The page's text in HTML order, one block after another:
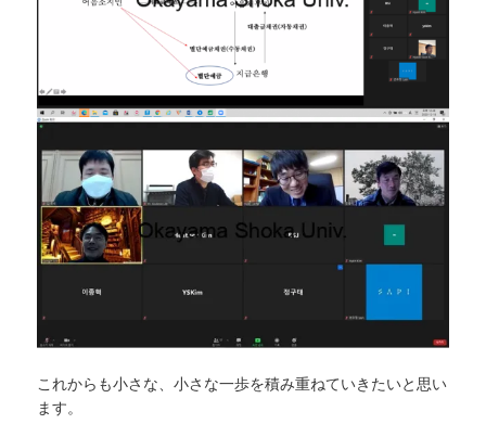
これからも小さな、小さな一歩を積み重ねていきたいと思い
ます。